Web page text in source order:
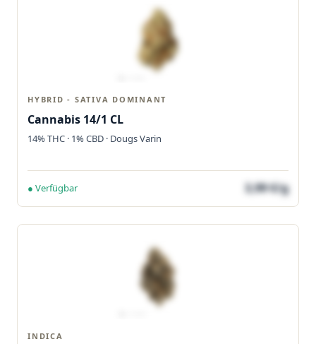
HYBRID - SATIVA DOMINANT
Cannabis 14/1 CL
14% THC · 1% CBD · Dougs Varin
● Verfügbar 3,99 €/g
INDICA